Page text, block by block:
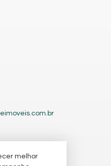
melhor